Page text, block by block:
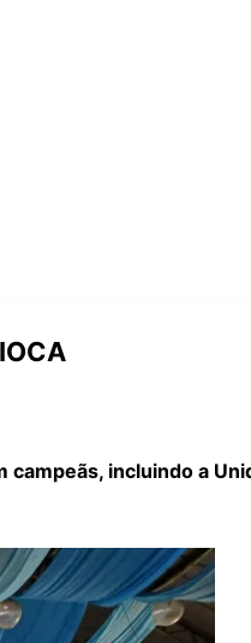
campeãs, incluindo a